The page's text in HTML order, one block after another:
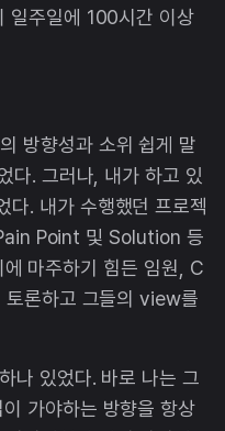
일주일에 100시간 이상
방향성과 소위 쉽게 말
다. 그러나, 내가 하고 있
다. 내가 수행했던 프로젝
Point 및 Solution 등
마주하기 힘든 임원, C
론하고 그들의 view를
나 있었다. 바로 나는 그
가야하는 방향을 항상